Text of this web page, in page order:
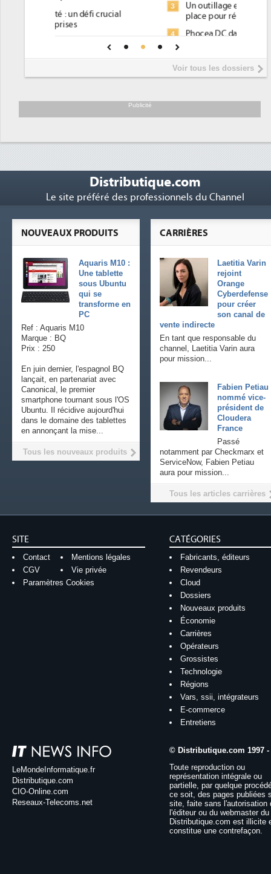
Un outillage et des services déjà en
place pour répondre à...
Phocea DC dans les cordes pour la
Interview de Fabrice Coquio,
président de Digital Realty...
soutient les...
Voir tous les dossiers
Publicité
Distributique.com
Le site préféré des professionnels du Channel
CARRIÈRES
Laetitia Varin
rejoint
Orange
Cyberdefense
pour créer
son canal de
vente indirecte
En tant que responsable du
channel, Laetitia Varin aura
pour mission...
Fabien Petiau
nommé vice-
président de
Cloudera
France
Passé
notamment par Checkmarx et
ServiceNow, Fabien Petiau
aura pour mission...
Tous les articles carrières
NOUVEAUX PRODUITS
Aquaris M10 :
Une tablette
sous Ubuntu
qui se
transforme en
PC
Ref : Aquaris M10
Marque : BQ
Prix : 250
En juin dernier, l'espagnol BQ
lançait, en partenariat avec
Canonical, le premier
smartphone tournant sous l'OS
Ubuntu. Il récidive aujourd'hui
dans le domaine des tablettes
en annonçant la mise...
Tous les nouveaux produits
SITE
Contact
Mentions légales
CGV
Vie privée
Paramètres Cookies
CATÉGORIES
Fabricants, éditeurs
Revendeurs
Cloud
Dossiers
Nouveaux produits
Économie
Carrières
Opérateurs
Grossistes
Technologie
Régions
Vars, ssii, intégrateurs
E-commerce
Entretiens
LeMondeInformatique.fr
Distributique.com
CIO-Online.com
Reseaux-Telecoms.net
© Distributique.com 1997 -
Toute reproduction ou
représentation intégrale ou
partielle, par quelque
ce soit, des pages publiées
site, faite sans l'autorisation
l'éditeur ou du webmaster
Distributique.com est illicite
constitue une contrefaçon.